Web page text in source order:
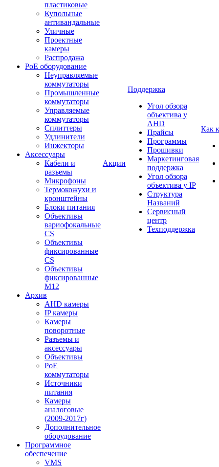
пластиковые
Купольные
антивандальные
Уличные
Проектные
камеры
Распродажа
PoE оборудование
Неуправляемые
коммутаторы
Промышленные
коммутаторы
Управляемые
коммутаторы
Сплиттеры
Удлинители
Инжекторы
Аксессуары
Кабели и
разъемы
Микрофоны
Термокожухи и
кронштейны
Блоки питания
Объективы
вариофокальные
CS
Объективы
фиксированные
CS
Объективы
фиксированные
М12
Архив
AHD камеры
IP камеры
Камеры
поворотные
Разъемы и
аксессуары
Объективы
PoE
коммутаторы
Источники
питания
Камеры
аналоговые
(2009-2017г)
Дополнительное
оборудование
Программное
обеспечение
VMS
Акции
Поддержка
Угол обзора
объектива у
AHD
Прайсы
Программы
Прошивки
Маркетинговая
поддержка
Угол обзора
объектива у IP
Структура
Названий
Сервисный
центр
Техподдержка
Как